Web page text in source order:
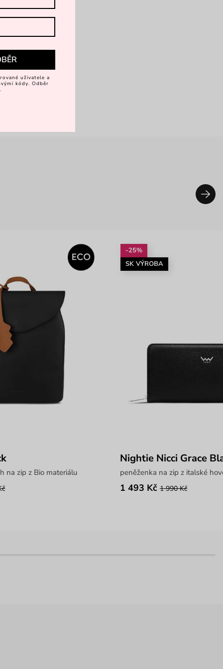
na zip z Bio materiálu
-25%
SK VÝROBA
Nightie Nicci Grace
peněženka na zip z italské
1 493 Kč 1 990 Kč
uživatele a
kódy. Odběr